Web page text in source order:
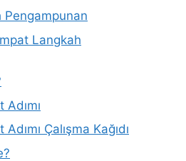
Pengampunan
Langkah
Çalışma Kağıdı